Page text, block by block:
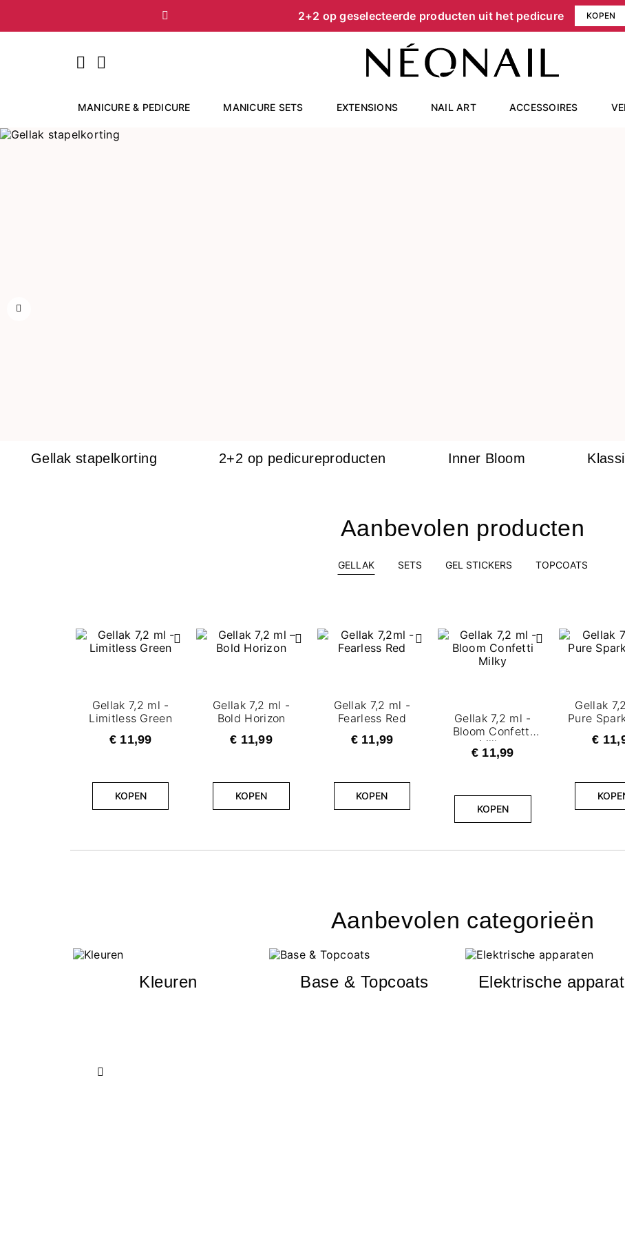
2+2 op geselecteerde producten uit het pedicure KOPEN
Vorige
MANICURE & PEDICURE MANICURE SETS EXTENSIONS NAIL ART ACCESSOIRES
Gellak stapelkorting 2+2 op pedicureproducten Inner Bloom
Aanbevolen producten
GELLAK SETS GEL STICKERS TOPCOATS
Gellak 7,2 ml -
Limitless Green
€ 11,99
KOPEN
Gellak 7,2 ml -
Bold Horizon
€ 11,99
KOPEN
Gellak 7,2 ml -
Fearless Red
€ 11,99
KOPEN
Gellak 7,2 ml -
Bloom Confetti
Milky
€ 11,99
KOPEN
Gellak
Pure
€
Aanbevolen categorieën
Kleuren Base & Topcoats Elektrische